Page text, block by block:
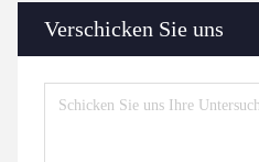
Verschicken Sie uns